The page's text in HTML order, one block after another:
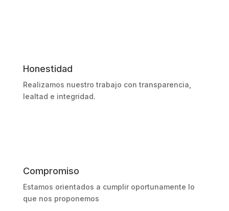
Honestidad
Realizamos nuestro trabajo con transparencia,
lealtad e integridad.
Compromiso
Estamos orientados a cumplir oportunamente lo
que nos proponemos